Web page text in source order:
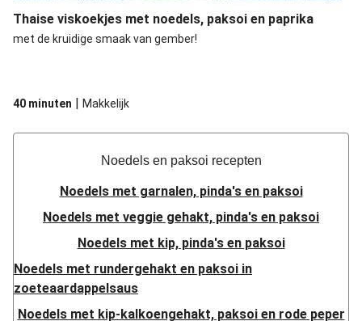
Thaise viskoekjes met noedels, paksoi en paprika
met de kruidige smaak van gember!
40 minuten | Makkelijk
Noedels en paksoi recepten
Noedels met garnalen, pinda's en paksoi
Noedels met veggie gehakt, pinda's en paksoi
Noedels met kip, pinda's en paksoi
Noedels met rundergehakt en paksoi in
zoeteaardappelsaus
Noedels met kip-kalkoengehakt, paksoi en rode peper